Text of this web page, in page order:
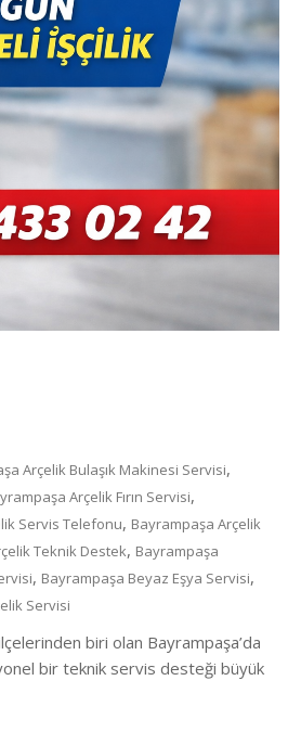
Arçelik Bulaşık Makinesi Servisi,
Arçelik Fırın Servisi,
Servis Telefonu, Bayrampaşa Arçelik
Teknik Destek, Bayrampaşa
, Bayrampaşa Beyaz Eşya Servisi,
Servisi
biri olan Bayrampaşa’da
bir teknik servis desteği büyük